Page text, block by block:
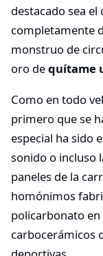
destacado sea
completamente
monstruo de
oro dequítame
Como en todo
primero que se
especial ha sido
sonido o incluso
paneles de la
homónimos
policarbonato
carbocerámicos